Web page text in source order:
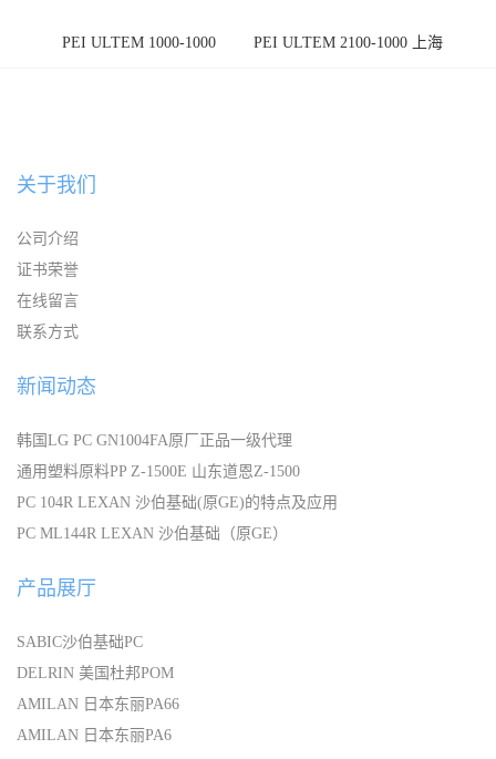
PEI ULTEM 1000-1000
PEI ULTEM 2100-1000 上海
关于我们
公司介绍
证书荣誉
在线留言
联系方式
新闻动态
韩国LG PC GN1004FA原厂正品一级代理
通用塑料原料PP Z-1500E 山东道恩Z-1500
PC 104R LEXAN 沙伯基础(原GE)的特点及应用
PC ML144R LEXAN 沙伯基础（原GE）
产品展厅
SABIC沙伯基础PC
DELRIN 美国杜邦POM
AMILAN 日本东丽PA66
AMILAN 日本东丽PA6